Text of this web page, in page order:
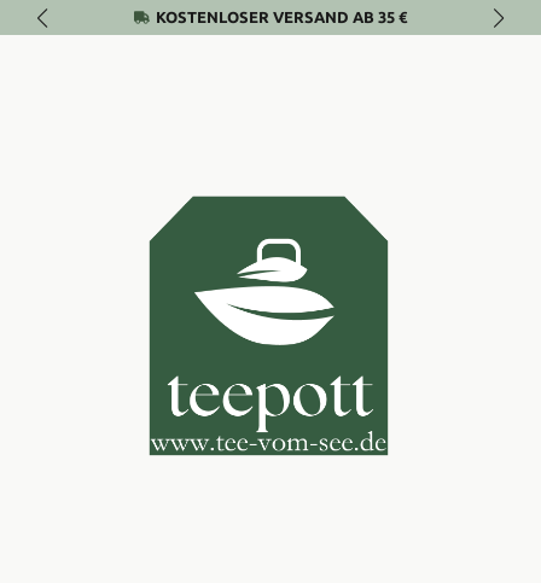
Zum Hauptinhalt springenKOSTENLOSER VERSAND AB 35 €